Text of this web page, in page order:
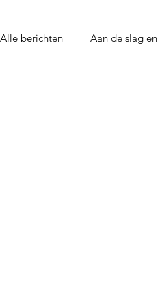
Alle berichten Aan de slag